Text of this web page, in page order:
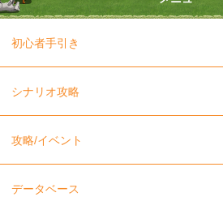
初心者手引き
シナリオ攻略
攻略/イベント
データベース